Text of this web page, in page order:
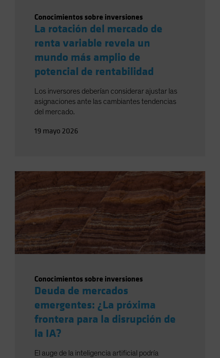
Conocimientos sobre inversiones
La rotación del mercado de
renta variable revela un
mundo más amplio de
potencial de rentabilidad
Los inversores deberían considerar ajustar las
asignaciones ante las cambiantes tendencias
del mercado.
19 mayo 2026
Conocimientos sobre inversiones
Deuda de mercados
emergentes: ¿La próxima
frontera para la disrupción de
la IA?
El auge de la inteligencia artificial podría